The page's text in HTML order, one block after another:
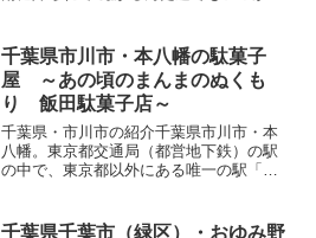
せていたいああ～ くじのアタリのように
移りゆく季...
千葉県市川市・本八幡の駄菓子
屋 ～あの頃のまんまのぬくも
り 飯田駄菓子店～
千葉県・市川市の紹介千葉県市川市・本
八幡。東京都交通局（都営地下鉄）の駅
の中で、東京都以外にある唯一の駅「本
に、慢性的な交通渋滞が巻き起こり続
千葉県千葉市（緑区）・おゆみ野